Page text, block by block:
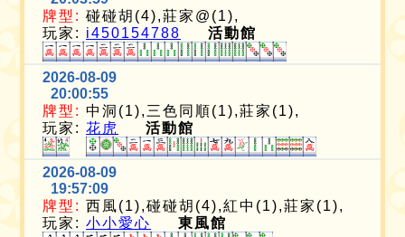
牌型: 碰碰胡(4),莊家@(1),
玩家: i450154788 活動館
2026-08-09
20:00:55
牌型: 中洞(1),三色同順(1),莊家(1),
玩家:花虎 活動館
2026-08-09
19:57:09
牌型: 西風(1),碰碰胡(4),紅中(1),莊家(1),
玩家:小小愛心 東風館